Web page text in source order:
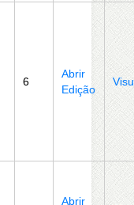
6
Abrir
Edição
Abrir